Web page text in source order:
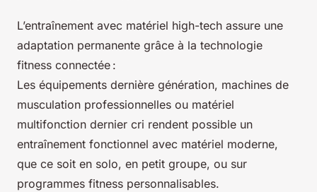
L’entraînement avec matériel high-tech assure une
adaptation permanente grâce à la technologie
fitness connectée :
Les équipements dernière génération, machines de
musculation professionnelles ou matériel
multifonction dernier cri rendent possible un
entraînement fonctionnel avec matériel moderne,
que ce soit en solo, en petit groupe, ou sur
programmes fitness personnalisables.